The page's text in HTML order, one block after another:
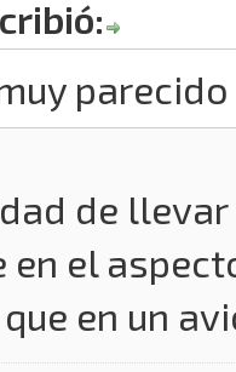
parecido
de
el
en un